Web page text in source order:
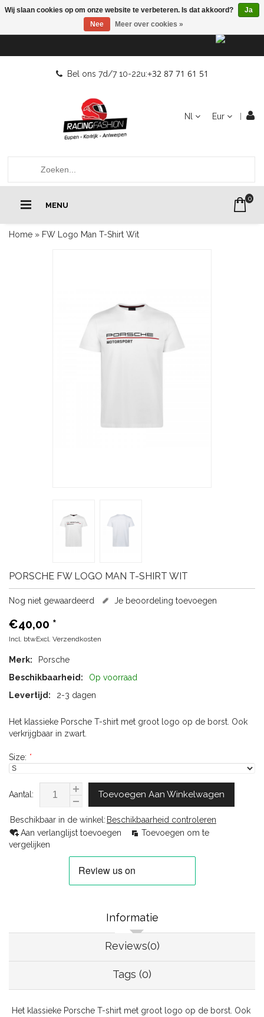
Bel ons 7d/7 10-22u:+32 87 71 61 51
Nl Eur
MENU
0
Home » FW Logo Man T-Shirt Wit
PORSCHE FW LOGO MAN T-SHIRT WIT
Nog niet gewaardeerd Je beoordeling toevoegen
€40,00 *
Incl. btwExcl. Verzendkosten
Merk:
Porsche
Beschikbaarheid:
Op voorraad
Levertijd:
2-3 dagen
Het klassieke Porsche T-shirt met groot logo op de borst. Ook
verkrijgbaar in zwart.
Size: *
Aantal: Toevoegen Aan Winkelwagen
Beschikbaar in de winkel: Beschikbaarheid controleren
Aan verlanglijst toevoegen
Toevoegen om te
vergelijken
Informatie
Reviews(0)
Tags (0)
Het klassieke Porsche T-shirt met groot logo op de borst. Ook
Wij slaan cookies op om onze website te verbeteren. Is dat akkoord?
Ja
Nee
Meer over cookies »